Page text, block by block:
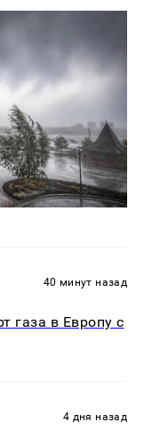
40 минут назад
газа в Европу с
4 дня назад